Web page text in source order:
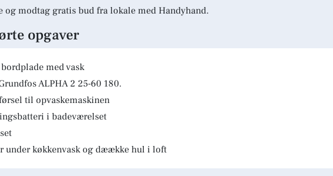
og modtag gratis bud fra lokale med Handyhand.
opgaver
med vask
ALPHA 2 25-60 180.
til opvaskemaskinen
i badeværelset
under køkkenvask og dæække hul i loft